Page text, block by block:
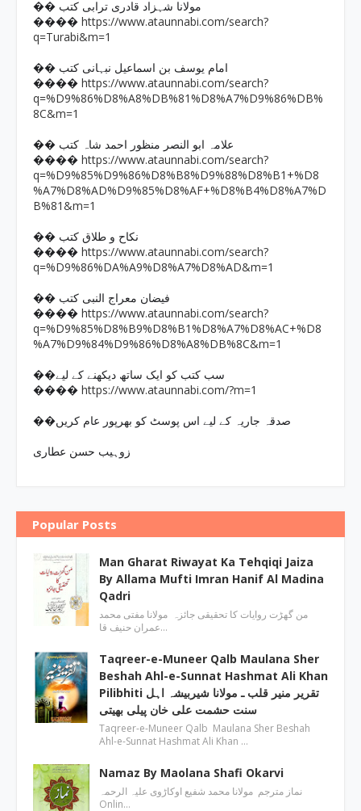
�� مولانا شہزاد قادری ترابی کتب
���� https://www.ataunnabi.com/search?
q=Turabi&m=1
�� امام یوسف بن اسماعیل نبہانی کتب
���� https://www.ataunnabi.com/search?
q=%D9%86%D8%A8%DB%81%D8%A7%D9%86%DB%
8C&m=1
�� علامہ ابو النصر منظور احمد شاہ کتب
���� https://www.ataunnabi.com/search?
q=%D9%85%D9%86%D8%B8%D9%88%D8%B1+%D8
%A7%D8%AD%D9%85%D8%AF+%D8%B4%D8%A7%D
B%81&m=1
�� نکاح و طلاق کتب
���� https://www.ataunnabi.com/search?
q=%D9%86%DA%A9%D8%A7%D8%AD&m=1
�� فیضان معراج النبی کتب
���� https://www.ataunnabi.com/search?
q=%D9%85%D8%B9%D8%B1%D8%A7%D8%AC+%D8
%A7%D9%84%D9%86%D8%A8%DB%8C&m=1
��سب کتب کو ایک ساتھ دیکھنے کے لیے
���� https://www.ataunnabi.com/?m=1
��صدقہ جاریہ کے لیے اس پوسٹ کو بھرپور عام کریں
زوہیب حسن عطاری
Popular Posts
Man Gharat Riwayat Ka Tehqiqi Jaiza
By Allama Mufti Imran Hanif Al Madina
Qadri
من گھڑت روایات کا تحقیقی جائزہ مولانا مفتی محمد
عمران حنیف قا…
Taqreer-e-Muneer Qalb Maulana Sher
Beshah Ahl-e-Sunnat Hashmat Ali Khan
Pilibhiti تقریر منیر قلب ـ مولانا شیربیشہ اہل
سنت حشمت علی خان پیلی بھیتی
Taqreer-e-Muneer Qalb Maulana Sher Beshah
Ahl-e-Sunnat Hashmat Ali Khan …
Namaz By Maolana Shafi Okarvi
نماز مترجم مولانا محمد شفیع اوکاڑوی علیہ الرحمہ
Onlin…